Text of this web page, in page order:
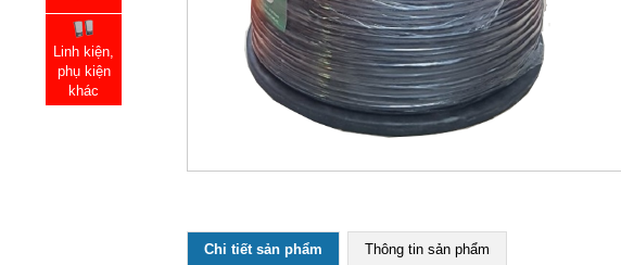
Chi tiết sản phẩm Thông tin sản phẩm
Linh kiện,
phụ kiện
khác